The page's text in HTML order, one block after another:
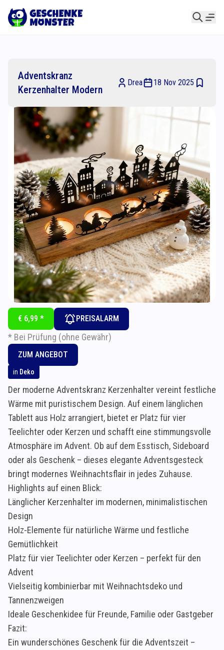
Adventskranz
Kerzenhalter Modern
Drea 18 Nov 2025
€ 6,99 * PREISALARM
* Bei Prüfung (ohne Gewähr)
ZUM ANGEBOT
in Deko
Der moderne Adventskranz Kerzenhalter vereint festliche
Wärme mit puristischem Design. Auf einem länglichen
Tablett aus Holz arrangiert, bietet er Platz für vier
Teelichter oder Kerzen und schafft eine stimmungsvolle
Atmosphäre im Advent. Ob auf dem Esstisch, Sideboard
oder als Geschenk – dieses elegante Adventsgesteck
bringt modernes Weihnachtsflair in jedes Zuhause.
Highlights auf einen Blick:
Länglicher Kerzenhalter im modernen, minimalistischen
Design
Holz-Elemente für natürliche Wärme und festliche
Gemütlichkeit
Platz für vier Teelichter oder Kerzen – perfekt für den
Advent
Vielseitig kombinierbar mit Weihnachtsdeko und
Tannenzweigen
Ideale Geschenkidee für Freunde, Familie oder Gastgeber
Fazit:
Ein wunderschönes Geschenk für die Adventszeit –